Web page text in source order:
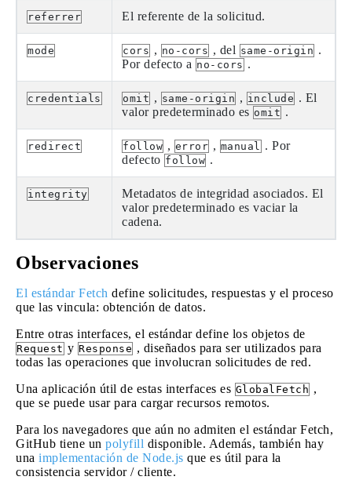
referrer El referente de la solicitud.
mode cors , no-cors , del same-origin .
Por defecto a no-cors .
credentials omit , same-origin , include . El
valor predeterminado es omit .
redirect follow , error , manual . Por
defecto follow .
integrity
Metadatos de integridad asociados. El
valor predeterminado es vaciar la
cadena.
Observaciones
El estándar Fetch define solicitudes, respuestas y el proceso
que las vincula: obtención de datos.
Entre otras interfaces, el estándar define los objetos de
Request y Response , diseñados para ser utilizados para
todas las operaciones que involucran solicitudes de red.
Una aplicación útil de estas interfaces es GlobalFetch ,
que se puede usar para cargar recursos remotos.
Para los navegadores que aún no admiten el estándar Fetch,
GitHub tiene un polyfill disponible. Además, también hay
una implementación de Node.js que es útil para la
consistencia servidor / cliente.